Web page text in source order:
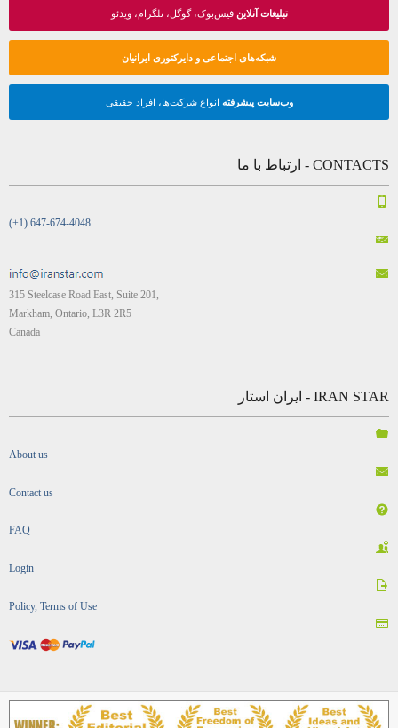
تبلیغات آنلاینفیس‌بوک، گوگل، تلگرام، ویدئو
شبکه‌های اجتماعی و دایرکتوری ایرانیان
وب‌سایت پیشرفته انواع شرکت‌ها، افراد حقیقی
CONTACTS - ارتباط با ما
(+1) 647-674-4048
315 Steelcase Road East, Suite 201,
Markham, Ontario, L3R 2R5
Canada
IRAN STAR - ایران استار
About us
Contact us
FAQ
Login
Policy, Terms of Use